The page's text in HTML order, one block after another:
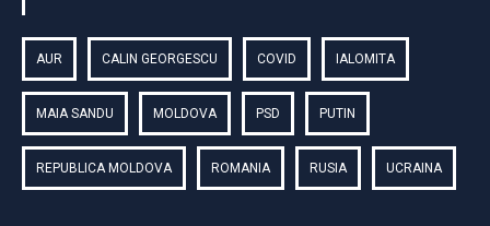
AUR CALIN GEORGESCU COVID IALOMITA
MAIA SANDU MOLDOVA PSD PUTIN
REPUBLICA MOLDOVA ROMANIA RUSIA UCRAINA